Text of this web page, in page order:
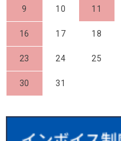
9 10 11
16 17 18
23 24 25
30 31